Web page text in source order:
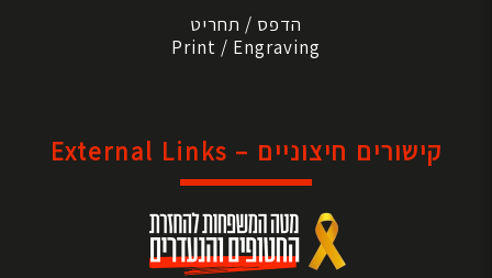
הדפס / תחריט
Print / Engraving
קישורים חיצוניים – External Links